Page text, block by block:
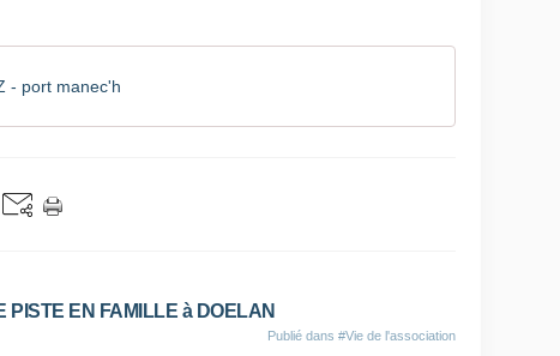
- port manec'h
PISTE EN FAMILLE à DOELAN
Publié dans #Vie de l'association